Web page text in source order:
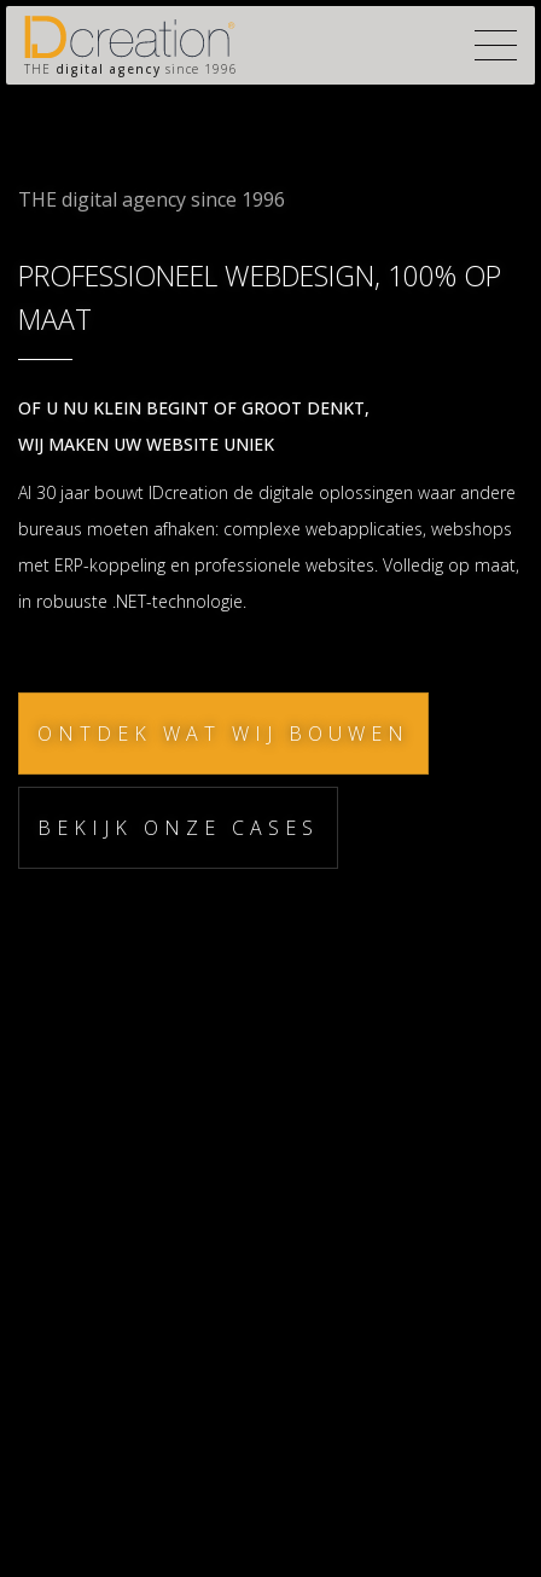
THE digital agency since 1996
THE digital agency since 1996
PROFESSIONEEL WEBDESIGN, 100% OP
MAAT
OF U NU KLEIN BEGINT OF GROOT DENKT,
WIJ MAKEN UW WEBSITE UNIEK
Al 30 jaar bouwt IDcreation de digitale oplossingen waar andere
bureaus moeten afhaken: complexe webapplicaties, webshops
met ERP-koppeling en professionele websites. Volledig op maat,
in robuuste .NET-technologie.
ONTDEK WAT WIJ BOUWEN
BEKIJK ONZE CASES